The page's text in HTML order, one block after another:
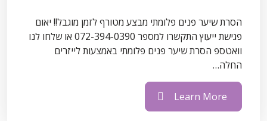
הסרת שיער פנים פלומתי מבצע מטורף לזמן מוגבל!! יאום
פגישת ייעוץ התקשרו למספר 072-394-0390 או שלחו לנו
וואטספ הסרת שיער פנים פלומתי באמצעות לייזרים
החלה…
Learn More